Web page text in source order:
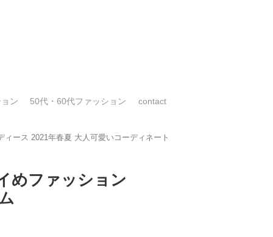
ン 50代・60代ファッション contact
ィース 2021年春夏 大人可愛いコーディネート
めファッション